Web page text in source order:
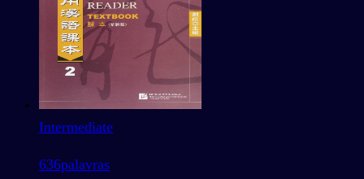
Intermediate
636palavras